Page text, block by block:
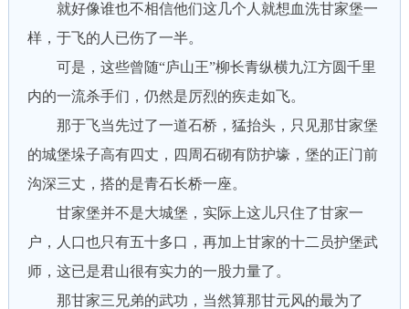
就好像谁也不相信他们这几个人就想血洗甘家堡一
样，于飞的人已伤了一半。
可是，这些曾随“庐山王”柳长青纵横九江方圆千里
内的一流杀手们，仍然是厉烈的疾走如飞。
那于飞当先过了一道石桥，猛抬头，只见那甘家堡
的城堡垛子高有四丈，四周石砌有防护壕，堡的正门前
沟深三丈，搭的是青石长桥一座。
甘家堡并不是大城堡，实际上这儿只住了甘家一
户，人口也只有五十多口，再加上甘家的十二员护堡武
师，这已是君山很有实力的一股力量了。
那甘家三兄弟的武功，当然算那甘元风的最为了